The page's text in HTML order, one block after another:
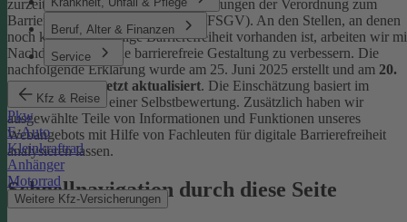
Beruf, Alter & Finanzen
Service
Kfz & Reise
Pkw
E-Auto
Kleinkraftrad
Anhänger
Motorrad
Weitere Kfz-Versicherungen
zurzeit nicht vollständig die Anforderungen der Verordnung zum
Barrierefreiheitsstärkungsgesetz (BFSGV). An den Stellen, an denen
noch keine vollständige Barrierefreiheit vorhanden ist, arbeiten wir
Nachdruck daran, die barrierefreie Gestaltung zu verbessern. Die
nachfolgende Erklärung wurde am 25. Juni 2025 erstellt und am 20.
Januar 2026 zuletzt aktualisiert. Die Einschätzung basiert im
Wesentlichen auf einer Selbstbewertung. Zusätzlich haben wir
ausgewählte Teile von Informationen und Funktionen unseres
Webangebots mit Hilfe von Fachleuten für digitale Barrierefreiheit
analysieren lassen.
Schnellnavigation durch diese Seite